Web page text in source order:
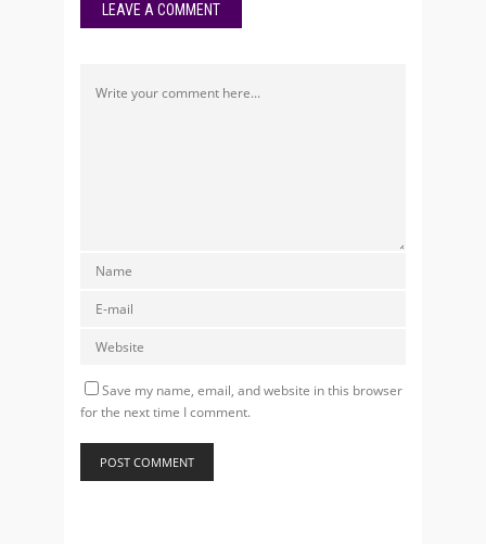
LEAVE A COMMENT
Save my name, email, and website in this browser
for the next time I comment.